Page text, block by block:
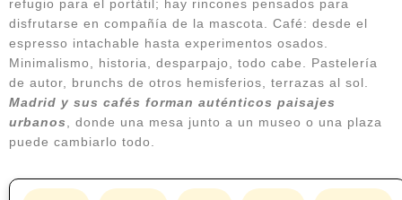
refugio para el portátil; hay rincones pensados para
disfrutarse en compañía de la mascota. Café: desde el
espresso intachable hasta experimentos osados.
Minimalismo, historia, desparpajo, todo cabe. Pastelería
de autor, brunchs de otros hemisferios, terrazas al sol.
Madrid y sus cafés forman auténticos paisajes
urbanos
, donde una mesa junto a un museo o una plaza
puede cambiarlo todo.